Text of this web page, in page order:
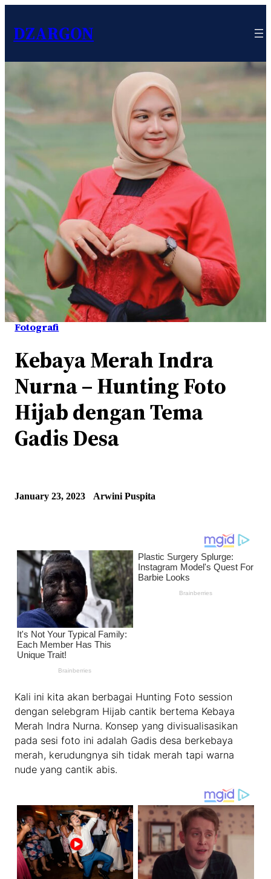
DZARGON
Fotografi
Kebaya Merah Indra
Nurna – Hunting Foto
Hijab dengan Tema
Gadis Desa
January 23, 2023 Arwini Puspita
Kali ini kita akan berbagai Hunting Foto session
dengan selebgram Hijab cantik bertema Kebaya
Merah Indra Nurna. Konsep yang divisualisasikan
pada sesi foto ini adalah Gadis desa berkebaya
merah, kerudungnya sih tidak merah tapi warna
nude yang cantik abis.